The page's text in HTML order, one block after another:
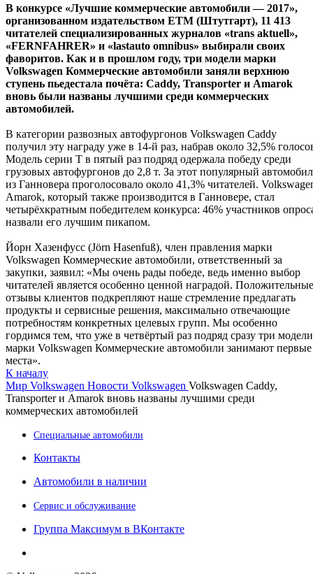
В конкурсе «Лучшие коммерческие автомобили — 2017»,
организованном издательством ETM (Штутгарт), 11 413
читателей специализированных журналов «trans aktuell»,
«FERNFAHRER» и «lastauto omnibus» выбирали своих
фаворитов. Как и в прошлом году, три модели марки
Volkswagen Коммерческие автомобили заняли верхнюю
ступень пьедестала почёта: Caddy, Transporter и Amarok
вновь были названы лучшими среди коммерческих
автомобилей.
В категории развозных автофургонов Volkswagen Caddy
получил эту награду уже в 14-й раз, набрав около 32,5%
Модель серии Т в пятый раз подряд одержала победу среди
грузовых автофургонов до 2,8 т. За этот популярный
из Ганновера проголосовало около 41,3% читателей.
Amarok, который также производится в Ганновере, стал
четырёхкратным победителем конкурса: 46% участников
назвали его лучшим пикапом.
Йорн Хазенфусс (Jörn Hasenfuß), член правления марки
Volkswagen Коммерческие автомобили, ответственный за
закупки, заявил: «Мы очень рады победе, ведь именно выбор
читателей является особенно ценной наградой. Положительные
отзывы клиентов подкрепляют наше стремление предлагать
продукты и сервисные решения, максимально отвечающие
потребностям конкретных целевых групп. Мы особенно
гордимся тем, что уже в четвёртый раз подряд сразу три модели
марки Volkswagen Коммерческие автомобили занимают первые
места».
К началу
Мир Volkswagen Новости Volkswagen Volkswagen Caddy,
Transporter и Amarok вновь названы лучшими среди
коммерческих автомобилей
Специальные автомобили
Контакты
Автомобили в наличии
Сервис и обслуживание
Группа Максимум в ВКонтакте